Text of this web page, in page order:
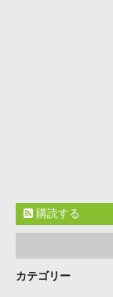
購読する
カテゴリー